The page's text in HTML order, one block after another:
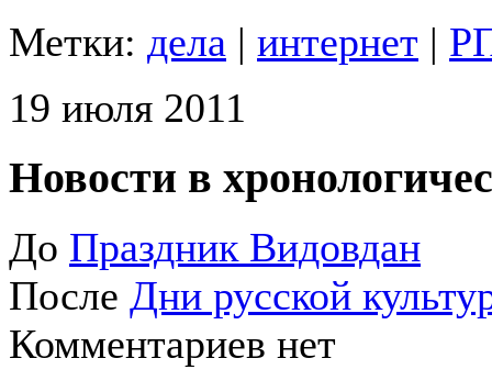
Метки: дела | интернет |
19 июля 2011
Новости в
До Праздник Видовдан
После Дни русской
Комментариев нет